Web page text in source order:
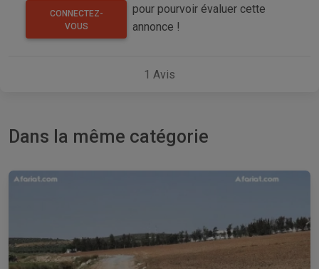
CONNECTEZ-
VOUS
pour pourvoir évaluer cette
annonce !
1 Avis
Dans la même catégorie